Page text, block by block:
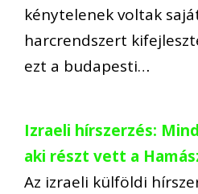
kénytelenek voltak
harcrendszert
ezt a budapesti…
Izraeli hírszerzés:
aki részt vett a
Az izraeli külföldi